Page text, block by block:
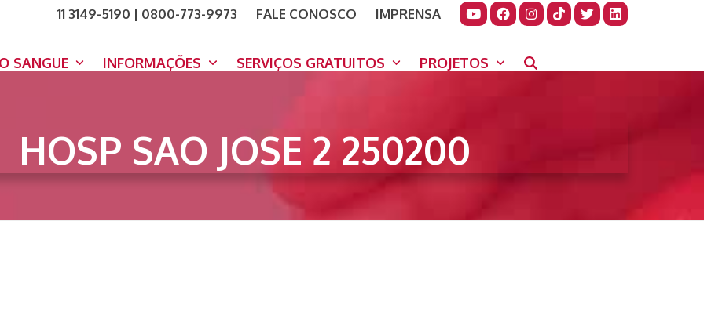
11 3149-5190 | 0800-773-9973 FALE CONOSCO
IMPRENSA
SANGUE INFORMAÇÕES SERVIÇOS GRATUITOS PROJETOS
HOSP SAO JOSE 2 250200